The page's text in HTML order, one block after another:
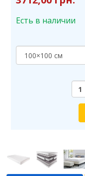
Есть в наличии